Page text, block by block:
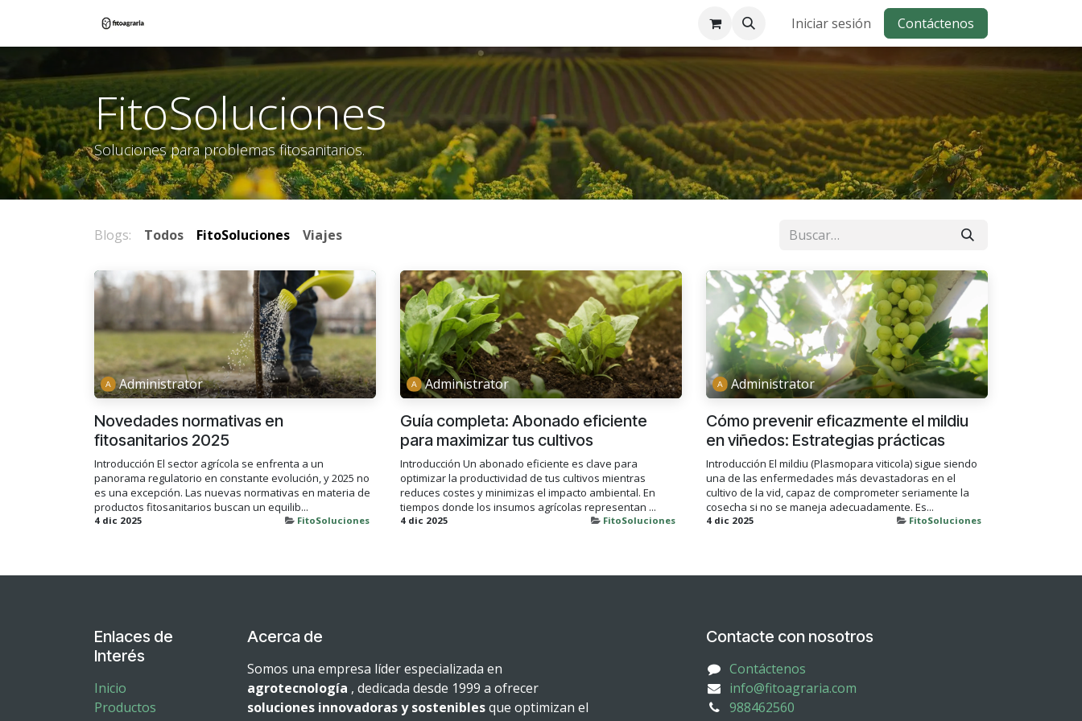
Iniciar sesión Contáctenos
FitoSoluciones
Soluciones para problemas fitosanitarios.
Blogs: Todos FitoSoluciones Viajes
Administrator
Novedades normativas en
fitosanitarios 2025
Introducción El sector agrícola se enfrenta a un
panorama regulatorio en constante evolución, y 2025 no
es una excepción. Las nuevas normativas en materia de
productos fitosanitarios buscan un equilib...
4 dic 2025 FitoSoluciones
Administrator
Guía completa: Abonado eficiente
para maximizar tus cultivos
Introducción Un abonado eficiente es clave para
optimizar la productividad de tus cultivos mientras
reduces costes y minimizas el impacto ambiental. En
tiempos donde los insumos agrícolas representan ...
4 dic 2025 FitoSoluciones
Administrator
Cómo prevenir eficazmente el mildiu
en viñedos: Estrategias prácticas
Introducción El mildiu (Plasmopara viticola) sigue siendo
una de las enfermedades más devastadoras en el
cultivo de la vid, capaz de comprometer seriamente la
cosecha si no se maneja adecuadamente. Es...
4 dic 2025 FitoSoluciones
Enlaces de
Interés
Inicio
Productos
Acerca de
Somos una empresa líder especializada en
agrotecnología , dedicada desde 1999 a ofrecer
soluciones innovadoras y sosteniblesque optimizan el
Contacte con nosotros
Contáctenos
info@fitoagraria.com
988462560